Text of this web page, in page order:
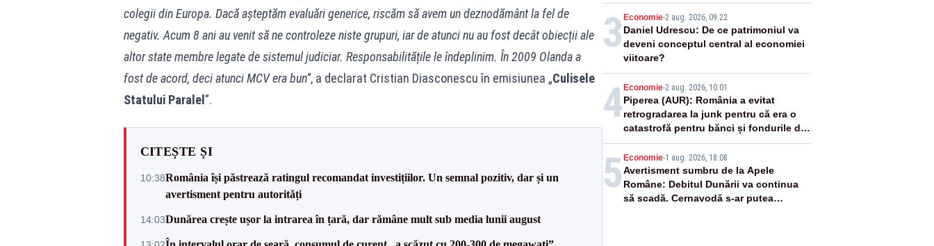
colegii din Europa. Dacă așteptăm evaluări generice, riscăm să avem un deznodământ la fel de
negativ. Acum 8 ani au venit să ne controleze niste grupuri, iar de atunci nu au fost decât obiecții ale
altor state membre legate de sistemul judiciar. Responsabilitățile le îndeplinim. În 2009 Olanda a
fost de acord, deci atunci MCV era bun”, a declarat Cristian Diasconescu în emisiunea „Culisele
Statului Paralel ”.
CITEȘTE ȘI
10:38România își păstrează ratingul recomandat investițiilor. Un semnal pozitiv, dar și un
avertisment pentru autorități
14:03Dunărea crește ușor la intrarea în țară, dar rămâne mult sub media lunii august
3 Economie-2 aug. 2026, 09:22
Daniel Udrescu: De ce patrimoniul va
deveni conceptul central al economiei
viitoare?
4 Economie-2 aug. 2026, 10:01
Piperea (AUR): România a evitat
retrogradarea la junk pentru că era o
catastrofă pentru bănci și fondurile de
pensii
5 Economie-1 aug. 2026, 18:08
Avertisment sumbru de la Apele
Române: Debitul Dunării va continua
să scadă. Cernavodă s-ar putea